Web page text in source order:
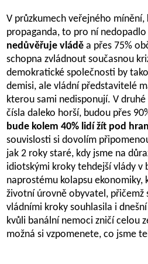
V průzkumech veřejného
propaganda, to pro ní
nedůvěřuje vládě a přes 75%
schopna zvládnout současnou
demokratické společnosti by
demisi, ale vládní představitelé
kterou sami nedisponují. V
čísla daleko horší, budou přes
bude kolem 40% lidí žít pod
souvislosti si dovolím
jak 2 roky staré, kdy jsme na
idiotskými kroky tehdejší vlády v
naprostému kolapsu ekonomiky,
životní úrovně obyvatel, přičemž
vládními kroky souhlasila i
kvůli banální nemoci zničí celou
možná si vzpomenete, co jsme